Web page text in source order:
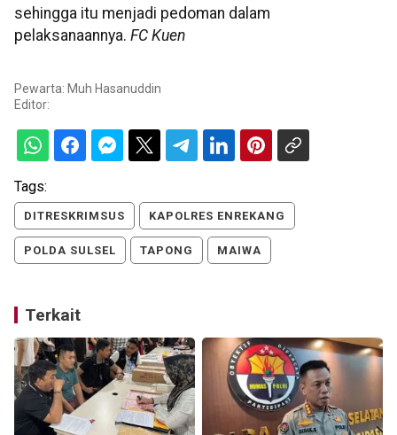
sehingga itu menjadi pedoman dalam
pelaksanaannya. FC Kuen
Pewarta: Muh Hasanuddin
Editor:
Tags:
DITRESKRIMSUS KAPOLRES ENREKANG
POLDA SULSEL TAPONG MAIWA
Terkait